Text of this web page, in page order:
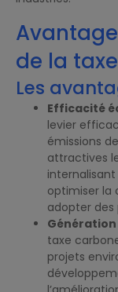
de la
Les
Efficacité
levier
émissions
attractives
optimiser la
adopter des
taxe
projets